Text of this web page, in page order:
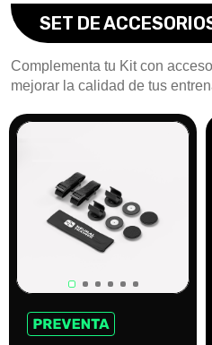
SET DE
Complementa tu Kit con
mejorar la calidad de tus